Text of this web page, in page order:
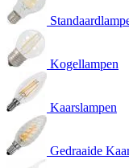
Kogellampen
Kaarslampen
Gedraaide